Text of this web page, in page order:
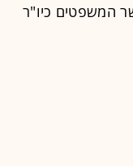
המשפטים כיו"ר